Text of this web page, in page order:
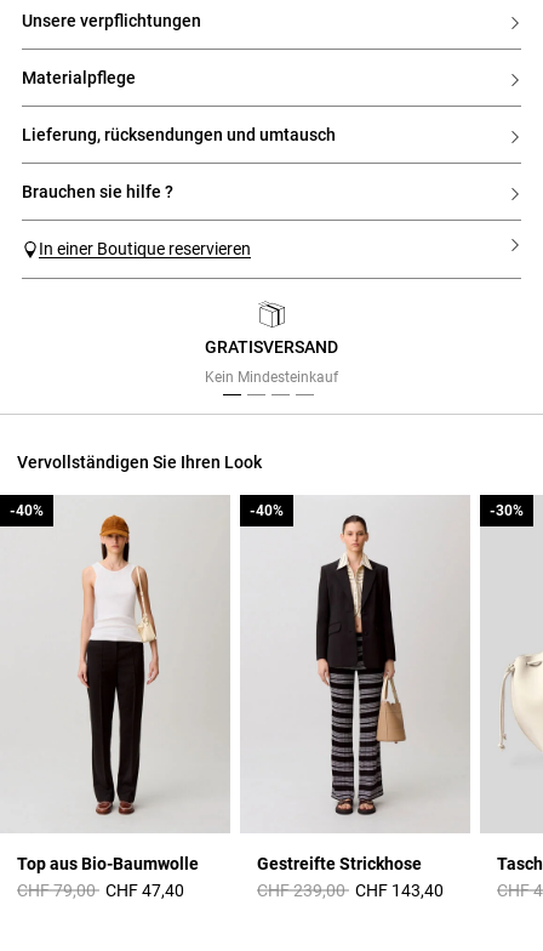
unsere verpflichtungen
materialpflege
lieferung, rücksendungen und umtausch
brauchen sie hilfe ?
In einer Boutique reservieren
GRATISVERSAND
Kein Mindesteinkauf
Vervollständigen Sie Ihren Look
Top aus Bio-Baumwolle
Price reduced from
CHF 79,00to
-40%
CHF 47,40
-40%
Gestreifte Strickhose
Price reduced from
CHF 239,00to
-40%
CHF 143,40
-40%
Price
CHF
-30%
-30%